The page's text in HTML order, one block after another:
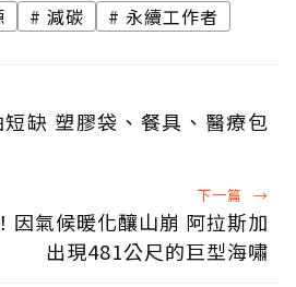
減碳 永續工作者
缺 塑膠袋、餐具、醫療包
下一篇 →
因氣候暖化釀山崩 阿拉斯加
出現481公尺的巨型海嘯